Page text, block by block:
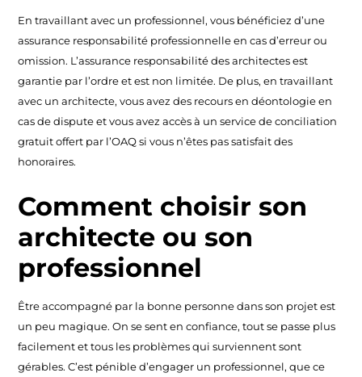
En travaillant avec un professionnel, vous bénéficiez d’une
assurance responsabilité professionnelle en cas d’erreur ou
omission. L’assurance responsabilité des architectes est
garantie par l’ordre et est non limitée. De plus, en travaillant
avec un architecte, vous avez des recours en déontologie en
cas de dispute et vous avez accès à un service de conciliation
gratuit offert par l’OAQ si vous n’êtes pas satisfait des
honoraires.
Comment choisir son
architecte ou son
professionnel
Être accompagné par la bonne personne dans son projet est
un peu magique. On se sent en confiance, tout se passe plus
facilement et tous les problèmes qui surviennent sont
gérables. C’est pénible d’engager un professionnel, que ce